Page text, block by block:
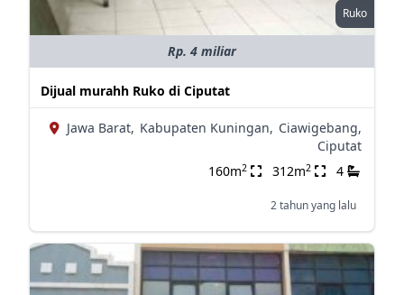
Ruko
Rp. 4 miliar
Dijual murahh Ruko di Ciputat
Jawa Barat, Kabupaten Kuningan, Ciawigebang,
Ciputat
160m2 312m2 4
2 tahun yang lalu